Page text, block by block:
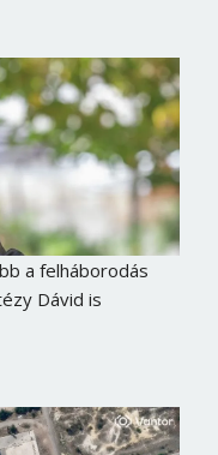
a felháborodás
Dávid is